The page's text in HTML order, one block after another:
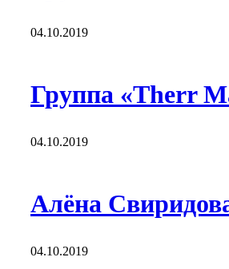
04.10.2019
Группа «Therr
04.10.2019
Алёна
04.10.2019